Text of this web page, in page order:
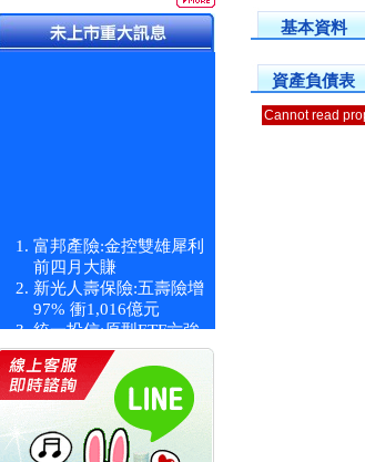
富邦產險:金控雙雄犀利
前四月大賺
新光人壽保險:五壽險增
97% 衝1,016億元
統一投信:原型ETF六強
統一投信:主動式ETF溢
價 被盯上
新光人壽保險:新壽Q1外
價金將達996億
宇辰系統科技:宇辰業績
基本資料
資產負債表
Cannot read